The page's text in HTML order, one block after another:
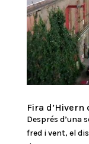
Fira d’Hivern
Després d’una
fred i vent, el